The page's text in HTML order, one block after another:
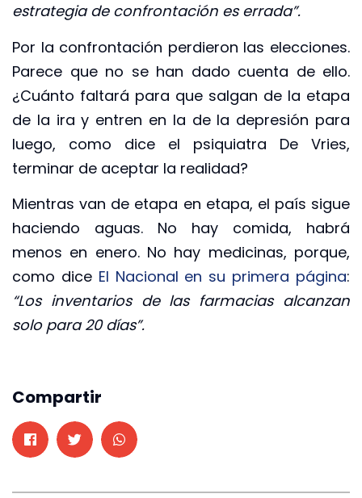
estrategia de confrontación es errada”.
Por la confrontación perdieron las elecciones.
Parece que no se han dado cuenta de ello.
¿Cuánto faltará para que salgan de la etapa
de la ira y entren en la de la depresión para
luego, como dice el psiquiatra De Vries,
terminar de aceptar la realidad?
Mientras van de etapa en etapa, el país sigue
haciendo aguas. No hay comida, habrá
menos en enero. No hay medicinas, porque,
como dice El Nacional en su primera página:
“Los inventarios de las farmacias alcanzan
solo para 20 días”.
Compartir